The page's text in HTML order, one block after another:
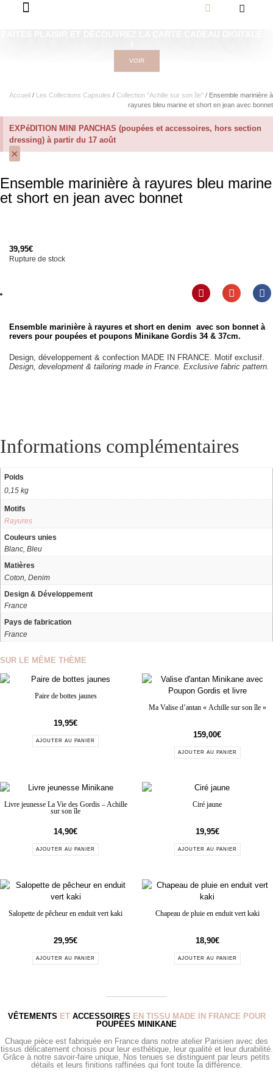
VOIR
Accueil / Les Collections Capsules / Collection "Achille sur son île" / Ensemble marinière à
rayures bleu marine et short en jean avec bonnet
EXPéDITION MINI PANCHAS (poupées et accessoires, hors section
dressing) à partir du 17 août
×
Ensemble marinière à rayures bleu marine
et short en jean avec bonnet
39,95€
Rupture de stock
Ensemble marinière à rayures et short en denim avec son bonnet à
revers pour poupées et poupons Minikane Gordis 34 & 37cm.
Design, développement & confection MADE IN FRANCE. Motif exclusif.
Design, development & tailoring made in France. Exclusive fabric pattern.
Informations complémentaires
Poids
0,15 kg
Motifs
Rayures
Couleurs unies
Blanc, Bleu
Matières
Coton, Denim
Design & Développement
France
Pays de fabrication
France
SUR LE MÊME THÈME
Paire de bottes jaunes
19,95€
AJOUTER AU PANIER
Ma Valise d’antan « Achille sur son île »
159,00€
AJOUTER AU PANIER
Livre jeunesse La Vie des Gordis – Achille
sur son île
14,90€
AJOUTER AU PANIER
Ciré jaune
19,95€
AJOUTER AU PANIER
Salopette de pêcheur en enduit vert kaki
29,95€
AJOUTER AU PANIER
Chapeau de pluie en enduit vert kaki
18,90€
AJOUTER AU PANIER
VÊTEMENTS ET ACCESSOIRES EN TISSU MADE IN FRANCE POUR
POUPÉES MINIKANE
Chaque pièce est fabriquée en France dans notre atelier Parisien avec des
tissus délicatement choisis pour leur esthétique, leur qualité et leur durabilité.
Grâce à notre savoir-faire unique, Nos tenues se distinguent par leurs petits
détails et leurs finitions raffinées qui font toute la différence.